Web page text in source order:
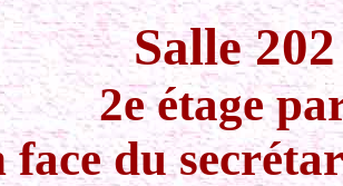
Salle
2e étage
face du